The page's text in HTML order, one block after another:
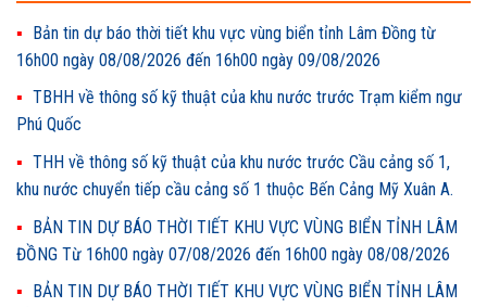
Bản tin dự báo thời tiết khu vực vùng biển tỉnh Lâm Đồng từ
16h00 ngày 08/08/2026 đến 16h00 ngày 09/08/2026
TBHH về thông số kỹ thuật của khu nước trước Trạm kiểm ngư
Phú Quốc
THH về thông số kỹ thuật của khu nước trước Cầu cảng số 1,
khu nước chuyển tiếp cầu cảng số 1 thuộc Bến Cảng Mỹ Xuân A.
BẢN TIN DỰ BÁO THỜI TIẾT KHU VỰC VÙNG BIỂN TỈNH LÂM
ĐỒNG Từ 16h00 ngày 07/08/2026 đến 16h00 ngày 08/08/2026
BẢN TIN DỰ BÁO THỜI TIẾT KHU VỰC VÙNG BIỂN TỈNH LÂM